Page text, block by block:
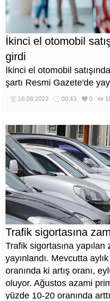
İkinci el otomobil
girdi
İkinci el otomobil
şartı Resmi Gazete'de
16.08.2022 00:43 0
Trafik sigortasına
Trafik sigortasına
yayınlandı. Mevcutta
oranında ki artış oranı,
oluyor. Ağustos azami
yüzde 10-20 oranında